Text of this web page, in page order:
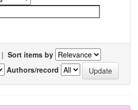
| Sort items by
Authors/record